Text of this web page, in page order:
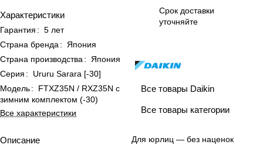
Характеристики
Гарантия : 5 лет
Страна бренда :
Япония
Страна производства :
Япония
Серия :
Ururu Sarara [-30]
Модель:
FTXZ35N / RXZ35N с
зимним комплектом (-30)
Все характеристики
Описание
Срок доставки
уточняйте
Все товары Daikin
Все товары категории
Для юрлиц — без наценок